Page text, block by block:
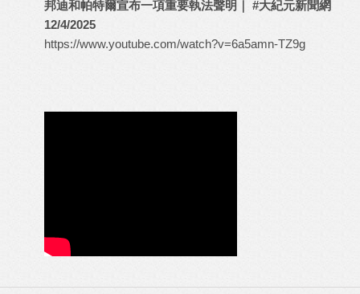
邦迪和帕特爾宣布一項重要執法聲明｜ #大紀元新聞網
12/4/2025
https://www.youtube.com/watch?v=6a5amn-TZ9g